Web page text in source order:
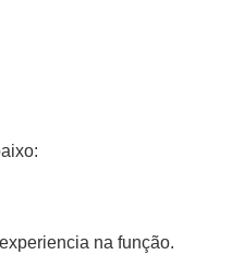
na função.